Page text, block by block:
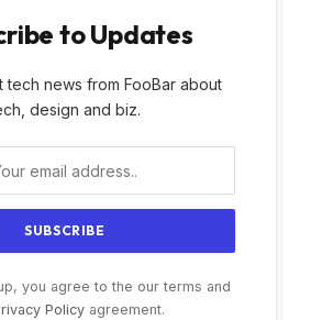
to Updates
tech news from FooBar about
design and biz.
you agree to the our terms and
Policyagreement.